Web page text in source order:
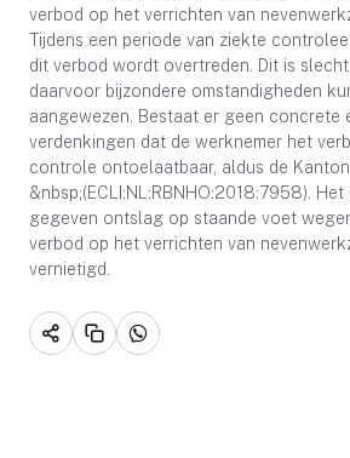
verbod op het verrichten van
Tijdens een periode van ziekte
dit verbod wordt overtreden. Dit is
daarvoor bijzondere omstandigheden
aangewezen. Bestaat er geen concrete
verdenkingen dat de werknemer het
controle ontoelaatbaar, aldus de
&nbsp;(ECLI:NL:RBNHO:2018:7958).
gegeven ontslag op staande voet
verbod op het verrichten van
vernietigd.